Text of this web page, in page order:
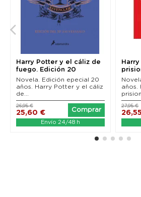
Harry Potter y el cáliz de
fuego. Edición 20
aniversario...
Novela. Edición epecial 20
años. Harry Potter y el cáliz
de...
25,60 €
26,95 €
Comprar
Envío 24/48 h
años.
27,95 €